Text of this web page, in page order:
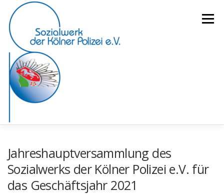
Inhalt
springen
Menü
VERANSTALTUNGEN AKTUELLES
Jahreshauptversammlung des
Sozialwerks der Kölner Polizei e.V. für
das Geschäftsjahr 2021